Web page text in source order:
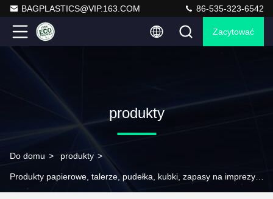
BAGPLASTICS@VIP.163.COM 86-535-323-6542
Zacytować
produkty
Do domu > produkty >
Produkty papierowe, talerze, pudełka, kubki, zapasy na imprezy,